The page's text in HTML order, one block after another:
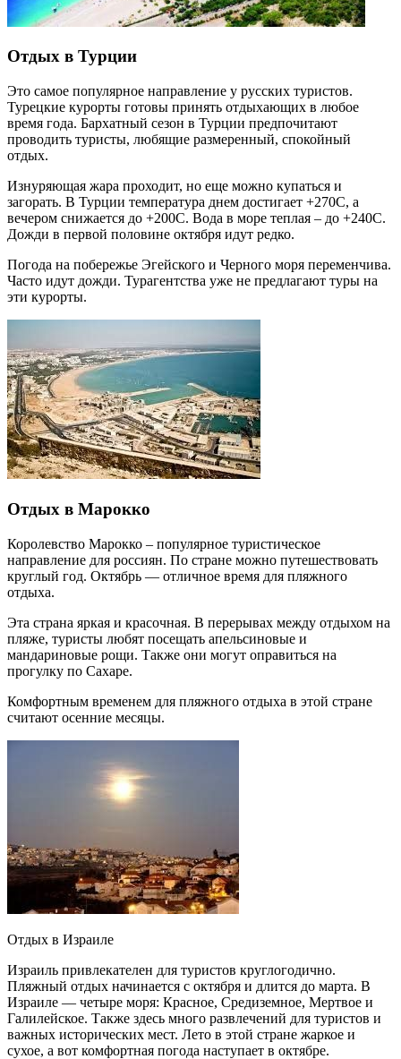
Отдых в Турции
Это самое популярное направление у русских туристов.
Турецкие курорты готовы принять отдыхающих в любое
время года. Бархатный сезон в Турции предпочитают
проводить туристы, любящие размеренный, спокойный
отдых.
Изнуряющая жара проходит, но еще можно купаться и
загорать. В Турции температура днем достигает +270С, а
вечером снижается до +200С. Вода в море теплая – до +240С.
Дожди в первой половине октября идут редко.
Погода на побережье Эгейского и Черного моря переменчива.
Часто идут дожди. Турагентства уже не предлагают туры на
эти курорты.
Отдых в Марокко
Королевство Марокко – популярное туристическое
направление для россиян. По стране можно путешествовать
круглый год. Октябрь — отличное время для пляжного
отдыха.
Эта страна яркая и красочная. В перерывах между отдыхом на
пляже, туристы любят посещать апельсиновые и
мандариновые рощи. Также они могут оправиться на
прогулку по Сахаре.
Комфортным временем для пляжного отдыха в этой стране
считают осенние месяцы.
Отдых в Израиле
Израиль привлекателен для туристов круглогодично.
Пляжный отдых начинается с октября и длится до марта. В
Израиле — четыре моря: Красное, Средиземное, Мертвое и
Галилейское. Также здесь много развлечений для туристов и
важных исторических мест. Лето в этой стране жаркое и
сухое, а вот комфортная погода наступает в октябре.